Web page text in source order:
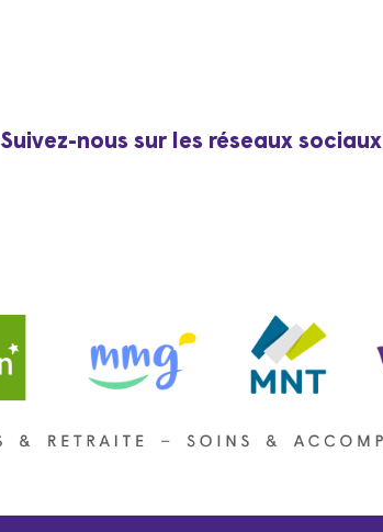
Suivez-nous sur les réseaux sociaux